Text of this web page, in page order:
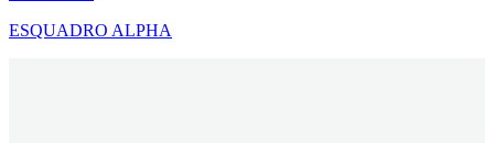
ESQUADRO ALPHA